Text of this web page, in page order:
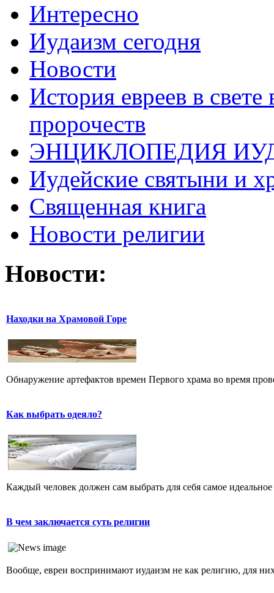
Интересно
Иудаизм сегодня
Новости
История евреев в
пророчеств
ЭНЦИКЛОПЕДИЯ
Иудейские святыни и
Священная книга
Новости религии
Новости:
Находки на Храмовой Горе
Обнаружение артефактов времен Первого храма во время
Как выбрать одеяло?
Каждый человек должен сам выбрать для себя самое
В чем заключается суть религии
Вообще, евреи воспринимают иудаизм не как религию, для